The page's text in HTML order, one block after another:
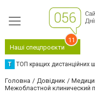
Наші спецпроєкти
11
Т ТОП кращих дистанційних
Головна Довідник
Межобластной клинический